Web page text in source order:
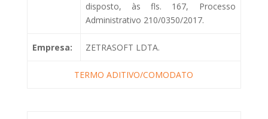
disposto, às fls. 167, Processo
Administrativo 210/0350/2017.
Empresa: ZETRASOFT LDTA.
TERMO ADITIVO/COMODATO